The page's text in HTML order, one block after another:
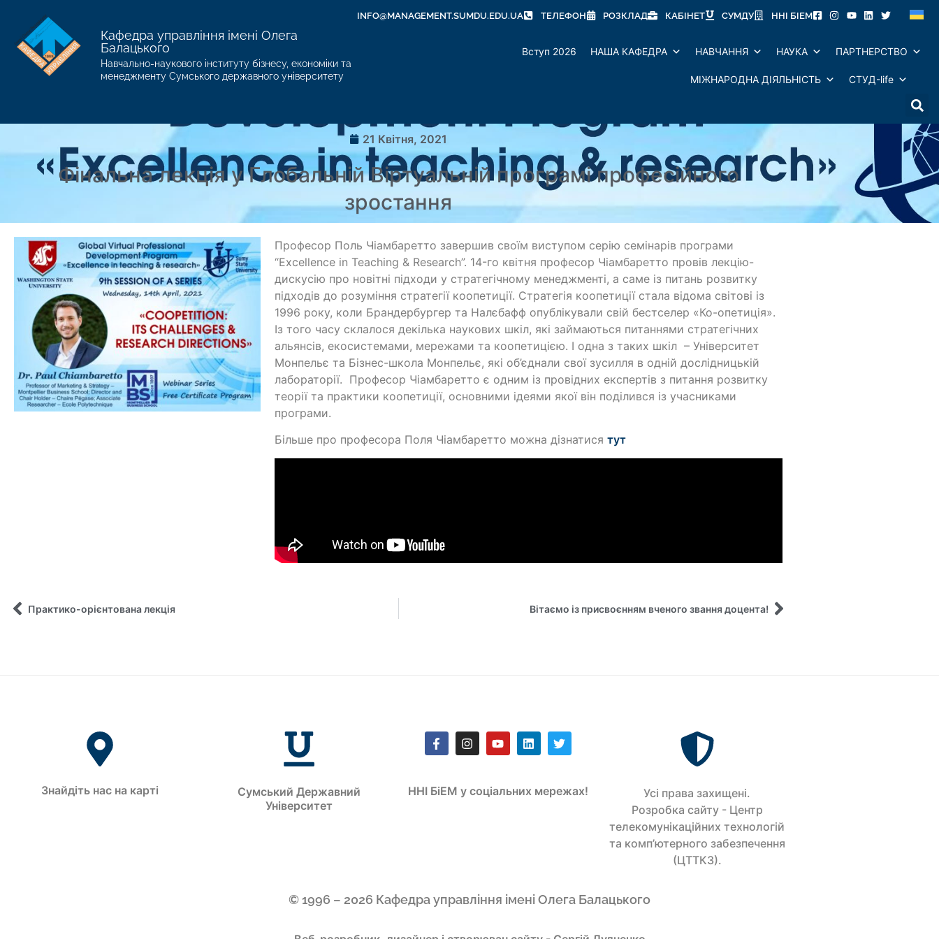
INFO@MANAGEMENT.SUMDU.EDU.UA ТЕЛЕФОН РОЗКЛАД КАБІНЕТ СУМДУ ННІ БІЕМ
Кафедра управління імені Олега
Балацького
Навчально-наукового інституту бізнесу, економіки та
менеджменту Сумського державного університету
Вступ 2026 НАША КАФЕДРА НАВЧАННЯ НАУКА ПАРТНЕРСТВО
МІЖНАРОДНА ДІЯЛЬНІСТЬ СТУД-life
21 Квітня, 2021
Фінальна лекція у Глобальній Віртуальній програмі професійного
зростання
Професор Поль Чіамбаретто завершив своїм виступом серію семінарів програми
“Excellence in Teaching & Research”. 14-го квітня професор Чіамбаретто провів лекцію-
дискусію про новітні підходи у стратегічному менеджменті, а саме із питань розвитку
підходів до розуміння стратегії коопетиції. Стратегія коопетиції стала відома світові із
1996 року, коли Брандербургер та Налєбафф опублікували свій бестселер «Ко-опетиція».
Із того часу склалося декілька наукових шкіл, які займаються питаннями стратегічних
альянсів, екосистемами, мережами та коопетицією. І одна з таких шкіл – Університет
Монпельє та Бізнес-школа Монпельє, які об’єднали свої зусилля в одній дослідницькій
лабораторії. Професор Чіамбаретто є одним із провідних експертів з питання розвитку
теорії та практики коопетиції, основними ідеями якої він поділився із учасниками
програми.
Більше про професора Поля Чіамбаретто можна дізнатисятут
Практико-орієнтована лекція Вітаємо із присвоєнням вченого звання доцента!
Знайдіть нас на карті
Сумський Державний
Університет
ННІ БіЕМ у соціальних мережах!
Усi права захищенi.
Розробка сайту - Центр
телекомунікаційних технологій
та комп’ютерного забезпечення
(ЦТТКЗ).
© 1996 – 2026 Кафедра управління імені Олега Балацького